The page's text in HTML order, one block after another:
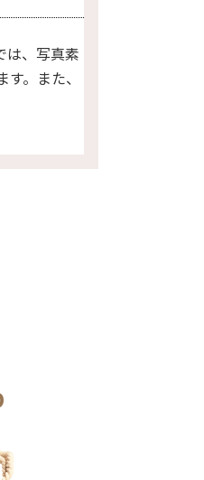
は、写真素
。また、